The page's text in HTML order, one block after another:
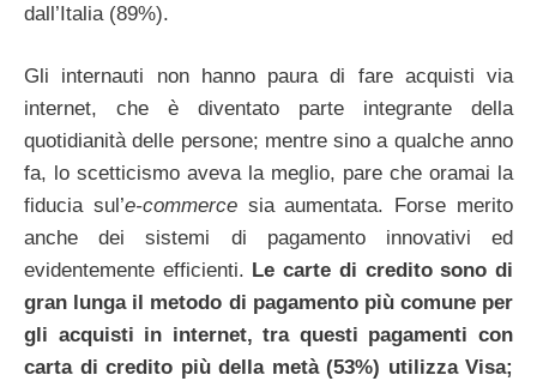
dall’Italia (89%).
Gli internauti non hanno paura di fare acquisti via
internet, che è diventato parte integrante della
quotidianità delle persone; mentre sino a qualche anno
fa, lo scetticismo aveva la meglio, pare che oramai la
fiducia sul’e-commercesia aumentata. Forse merito
anche dei sistemi di pagamento innovativi ed
evidentemente efficienti. Le carte di credito sono di
gran lunga il metodo di pagamento più comune per
gli acquisti in internet, tra questi pagamenti con
carta di credito più della metà (53%) utilizza Visa;